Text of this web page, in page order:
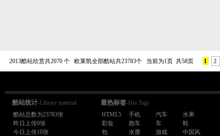
2013酷站欣赏共2070 个 欧莱凯全部酷站共23783个 当前为1页 共58页 1 2
酷站统计-Library material
酷站总数为23783张
昨日上传0张
今日上传10张
最热标签-Hot Tags
HTML5
手机 汽车
水果
彩妆
跑车 车
鞋
包
水墨 游戏
中国风